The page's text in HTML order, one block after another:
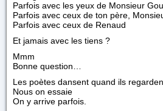
Parfois avec les yeux de Monsieur
Parfois avec ceux de ton père,
Parfois avec ceux de Renaud
Et jamais avec les tiens ?
Mmm
Bonne question…
Les poètes dansent quand ils
Nous on essaie
On y arrive parfois.